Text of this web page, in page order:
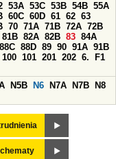
53A 53C 53B 54B 55A
60C 60D 61 62 63
70 71A 71B 72A 72B
81B 82A 82B 83 84A
88C 88D 89 90 91A 91B
100 101 201 202 6.
F1
N5B N6 N7A N7B
N8